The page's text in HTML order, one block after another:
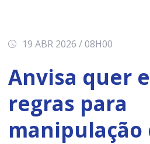
19 ABR 2026 / 08H00
Anvisa quer
regras para
manipulação